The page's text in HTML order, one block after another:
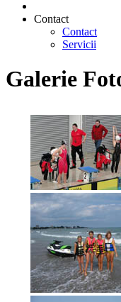
Contact
Contact
Servicii
Galerie